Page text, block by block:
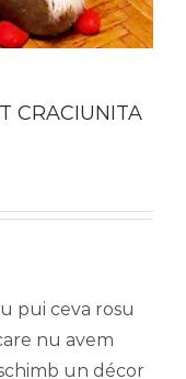
CRACIUNITA
pui ceva rosu
nu avem
un décor